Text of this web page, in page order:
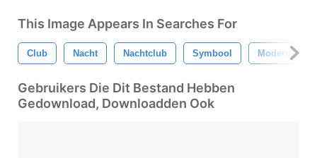
This Image Appears In Searches For
Club Nacht Nachtclub Symbool Modern
Gebruikers Die Dit Bestand Hebben
Gedownload, Downloadden Ook